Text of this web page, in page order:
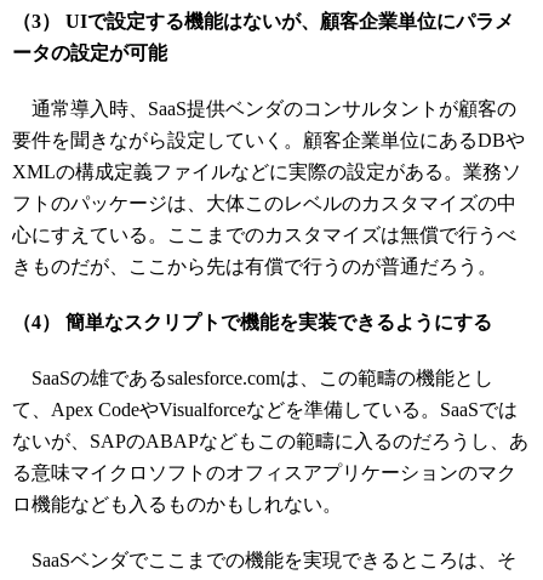
（3） UIで設定する機能はないが、顧客企業単位にパラメ
ータの設定が可能
通常導入時、SaaS提供ベンダのコンサルタントが顧客の
要件を聞きながら設定していく。顧客企業単位にあるDBや
XMLの構成定義ファイルなどに実際の設定がある。業務ソ
フトのパッケージは、大体このレベルのカスタマイズの中
心にすえている。ここまでのカスタマイズは無償で行うべ
きものだが、ここから先は有償で行うのが普通だろう。
（4） 簡単なスクリプトで機能を実装できるようにする
SaaSの雄であるsalesforce.comは、この範疇の機能とし
て、Apex CodeやVisualforceなどを準備している。SaaSでは
ないが、SAPのABAPなどもこの範疇に入るのだろうし、あ
る意味マイクロソフトのオフィスアプリケーションのマク
ロ機能なども入るものかもしれない。
SaaSベンダでここまでの機能を実現できるところは、そ